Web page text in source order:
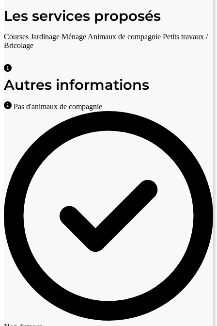
Les services proposés
Courses Jardinage Ménage Animaux de compagnie Petits travaux /
Bricolage
Autres informations
Pas d'animaux de compagnie